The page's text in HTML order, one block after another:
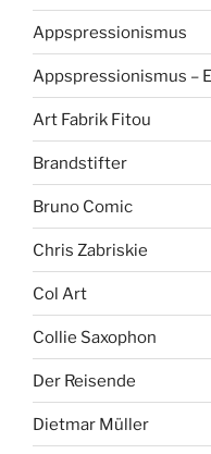
Appspressionismus
Appspressionismus –
Art Fabrik Fitou
Brandstifter
Bruno Comic
Chris Zabriskie
Col Art
Collie Saxophon
Der Reisende
Dietmar Müller